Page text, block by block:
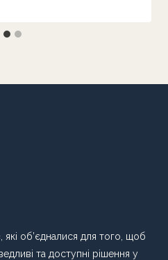
об’єдналися для того, щоб
та доступні рішення у